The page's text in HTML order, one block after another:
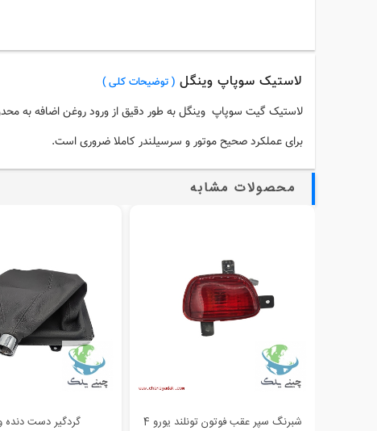
لاستیک سوپاپ وینگل ( توضیحات کلی )
لاستیک گیت سوپاپ وینگل به طور دقیق از ورود روغن اضافه به
برای عملکرد صحیح موتور و سرسیلندر
محصولات مشابه
شبرنگ سپر عقب فوتون تونلند یورو 4 گردگیر دست دنده